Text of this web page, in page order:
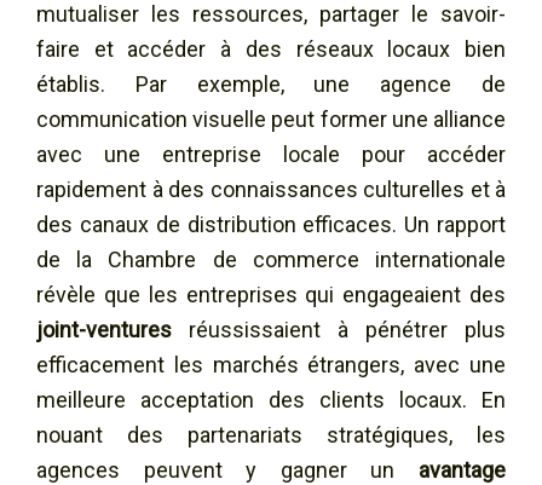
mutualiser les ressources, partager le savoir-
faire et accéder à des réseaux locaux bien
établis. Par exemple, une agence de
communication visuelle peut former une alliance
avec une entreprise locale pour accéder
rapidement à des connaissances culturelles et à
des canaux de distribution efficaces. Un rapport
de la Chambre de commerce internationale
révèle que les entreprises qui engageaient des
joint-ventures réussissaient à pénétrer plus
efficacement les marchés étrangers, avec une
meilleure acceptation des clients locaux. En
nouant des partenariats stratégiques, les
agences peuvent y gagner un avantage